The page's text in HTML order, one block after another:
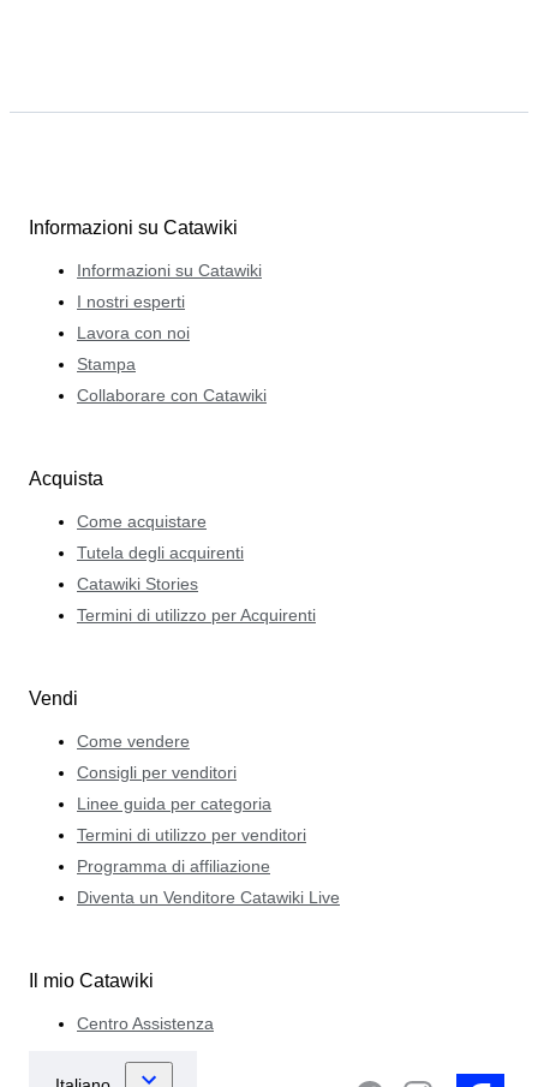
Informazioni su Catawiki
Informazioni su Catawiki
I nostri esperti
Lavora con noi
Stampa
Collaborare con Catawiki
Acquista
Come acquistare
Tutela degli acquirenti
Catawiki Stories
Termini di utilizzo per Acquirenti
Vendi
Come vendere
Consigli per venditori
Linee guida per categoria
Termini di utilizzo per venditori
Programma di affiliazione
Diventa un Venditore Catawiki Live
Il mio Catawiki
Centro Assistenza